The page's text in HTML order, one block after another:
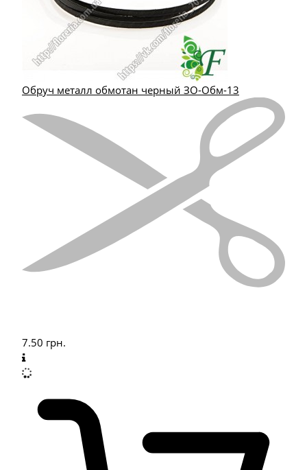
Обруч металл обмотан черный ЗО-Обм-13
7.50 грн.